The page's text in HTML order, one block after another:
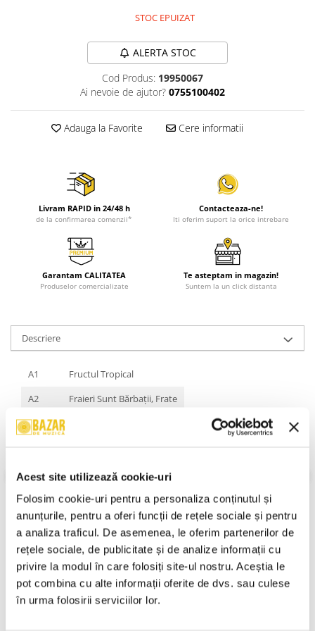
Acest site utilizează cookie-uri
Folosim cookie-uri pentru a personaliza conținutul și
anunțurile, pentru a oferi funcții de rețele sociale și pentru
a analiza traficul. De asemenea, le oferim partenerilor de
rețele sociale, de publicitate și de analize informații cu
privire la modul în care folosiți site-ul nostru. Aceștia le
pot combina cu alte informații oferite de dvs. sau culese
în urma folosirii serviciilor lor.
STOC EPUIZAT
ALERTA STOC
Cod Produs: 19950067
Ai nevoie de ajutor? 0755100402
Adauga la Favorite Cere informatii
Livram RAPID in 24/48 h
de la confirmarea comenzii*
Contacteaza-ne!
Iti oferim suport la orice intrebare
Garantam CALITATEA
Produselor comercializate
Te asteptam in magazin!
Suntem la un click distanta
Descriere
A1
Fructul Tropical
A2
Fraieri Sunt Bărbații, Frate
A3
A5
Te Iubesc Și Nu E Bine
A6
Prezentare
B1
Liliana, Liliana
B2
Ieși Curvă Din Casa Mea
B3
Tipul Pervers
B4
Bănățeană
VEZI MAI MULT
Stare Caseta:Near Mint (NM or M-)
Stare Coperta:Near Mint (NM or M-)
Informatii conformitate produs